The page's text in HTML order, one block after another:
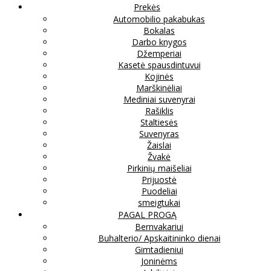
Prekės
Automobilio pakabukas
Bokalas
Darbo knygos
Džemperiai
Kasetė spausdintuvui
Kojinės
Marškinėliai
Mediniai suvenyrai
Rašiklis
Staltiesės
Suvenyras
Žaislai
Žvakė
Pirkinių maišeliai
Prijuostė
Puodeliai
smeigtukai
PAGAL PROGĄ
Bernvakariui
Buhalterio/ Apskaitininko dienai
Gimtadieniui
Joninėms